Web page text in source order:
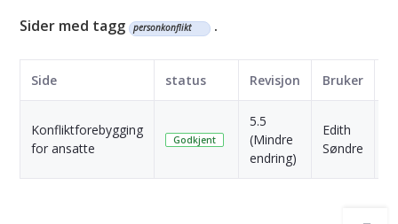
Kunnskapsbasen
Sider med tagg personkonflikt .
Side status Revisjon Bruker
Konfliktforebygging
for ansatte
Godkjent
5.5
(Mindre
endring)
Edith
Søndre